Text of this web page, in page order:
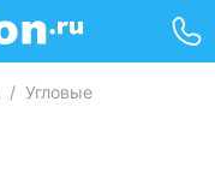
/ Угловые